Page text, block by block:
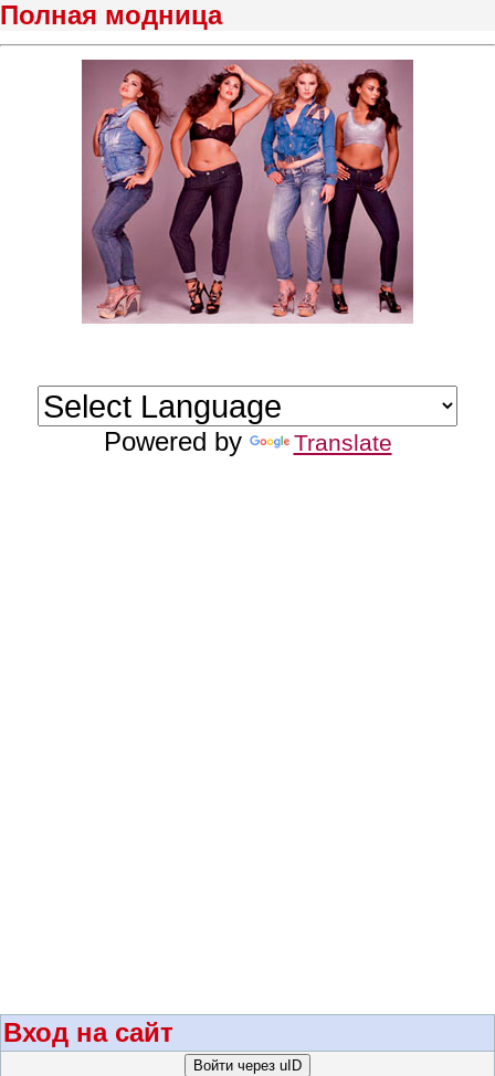
Полная модница
Powered by Translate
Вход на сайт
Войти через uID